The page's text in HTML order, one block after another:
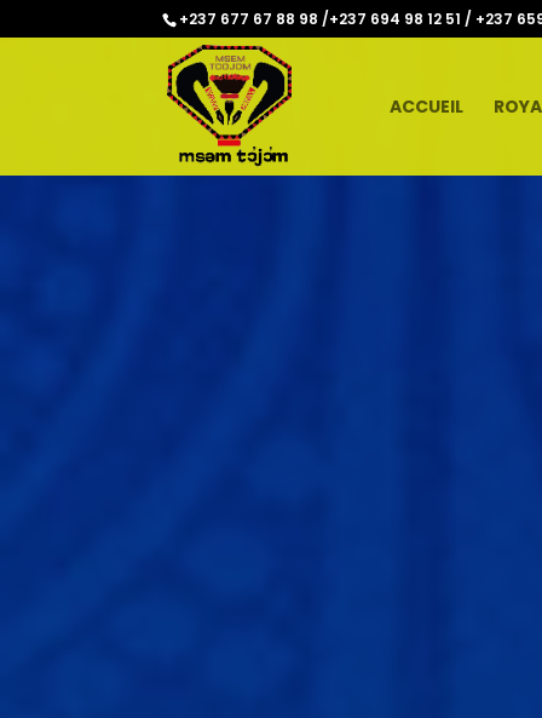
+237 677 67 88 98 /+237 694 98 12 51 / +237
ACCUEIL